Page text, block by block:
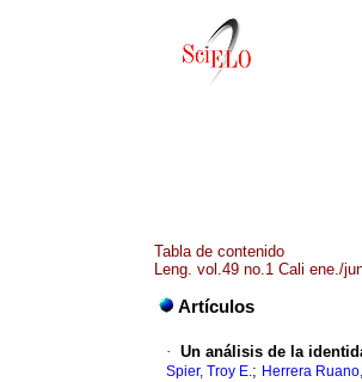
Tabla de contenido
Leng. vol.49 no.1 Cali ene./
Artículos
· Un análisis de la
Spier, Troy E.; Herrera